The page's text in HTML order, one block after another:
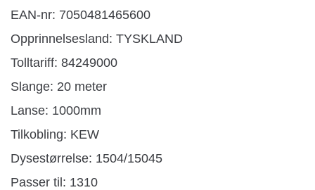
EAN-nr: 7050481465600
Opprinnelsesland: TYSKLAND
Tolltariff: 84249000
Slange: 20 meter
Lanse: 1000mm
Tilkobling: KEW
Dysestørrelse: 1504/15045
Passer til: 1310